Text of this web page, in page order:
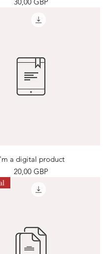
a digital product
Precio
20,00 GBP